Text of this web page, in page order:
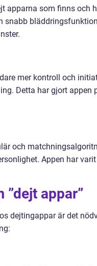
apparna som finns och
snabb
mer kontroll och
Detta har gjort appen
och
Appen har
appar”
dejtingappar är det